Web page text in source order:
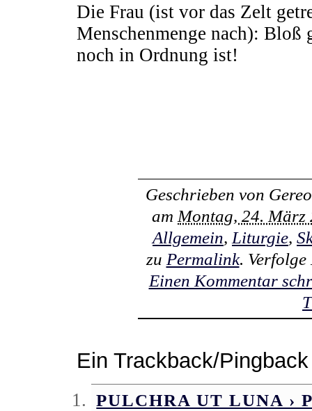
Die Frau (ist vor das Zelt
Menschenmenge nach):
noch in Ordnung ist!
Geschrieben von
am Montag, 24. März
Allgemein, Liturgie,
zu Permalink.
Einen Kommentar
Ein Trackback/Pingback
PULCHRA UT LUNA ›